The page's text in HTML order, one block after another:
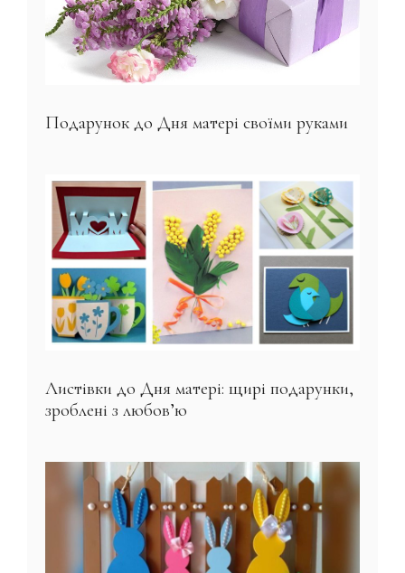
Подарунок до Дня матері своїми руками
Листівки до Дня матері: щирі подарунки,
зроблені з любов’ю